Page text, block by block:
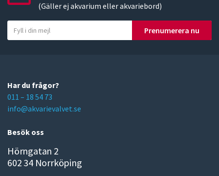
(Gäller ej akvarium eller akvariebord)
o
m
a
i
Prenumerera nu
Har du frågor?
011 – 18 54 73
info@akvarievalvet.se
Besök oss
Hörngatan 2
602 34 Norrköping